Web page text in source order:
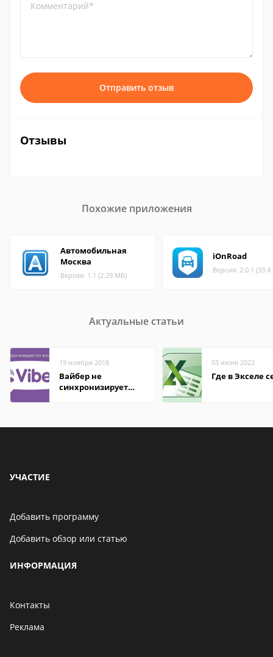
Комментарий*
Отправить отзыв
Отзывы
Похожие приложения
Автомобильная
Москва
Версия: 1.1 (2.29 МБ)
iOnRoad
Версия: 2.0.1
Актуальные статьи
19 ноября 2018
Вайбер не
синхронизирует
03 июня 2022
Где в Экселе
УЧАСТИЕ
Добавить программу
Добавить обзор или статью
ИНФОРМАЦИЯ
Контакты
Реклама